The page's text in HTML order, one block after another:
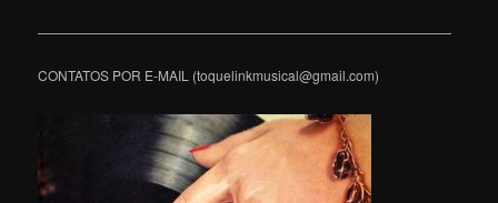
———————————————————————————————
CONTATOS POR E-MAIL (toquelinkmusical@gmail.com)